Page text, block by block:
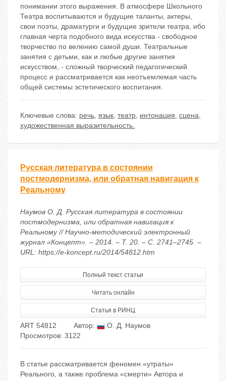
понимании этого выражения. В атмосфере Школьного
Театра воспитываются и будущие таланты, актеры,
свои поэты, драматурги и будущие зрители театра, ибо
главная черта подобного вида искусства - свободное
творчество по велению самой души. Театральные
занятия с детьми, как и любые другие занятия
искусством, - сложный творческий педагогический
процесс и рассматривается как неотъемлемая часть
общей системы эстетического воспитания.
Ключевые слова: речь, язык, театр, интонация, сцена,
художественная выразительность.
Русская литература в состоянии
постмодернизма, или обратная навигация к
Реальному
Наумов О. Д. Русская литература в состоянии
постмодернизма, или обратная навигация к
Реальному // Научно-методический электронный
журнал «Концепт». – 2014. – Т. 20. – С. 2741–2745. –
URL: https://e-koncept.ru/2014/54812.htm
Полный текст статьи
Читать онлайн
Статья в РИНЦ
ART 54812 Автор:
О. Д. Наумов
Просмотров: 3122
В статье рассматривается феномен «утраты»
Реального, а также проблема «смерти» Автора и